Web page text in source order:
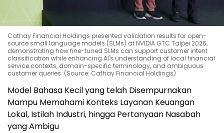
Cathay Financial Holdings presented validation results for open-
source small language models (SLMs) at NVIDIA GTC Taipei 2026,
demonstrating how fine-tuned SLMs can support customer intent
classification while enhancing AI's understanding of local financial
service contexts, domain-specific terminology, and ambiguous
customer queries. (Source: Cathay Financial Holdings)
Model Bahasa Kecil yang telah Disempurnakan
Mampu Memahami Konteks Layanan Keuangan
Lokal, Istilah Industri, hingga Pertanyaan Nasabah
yang Ambigu